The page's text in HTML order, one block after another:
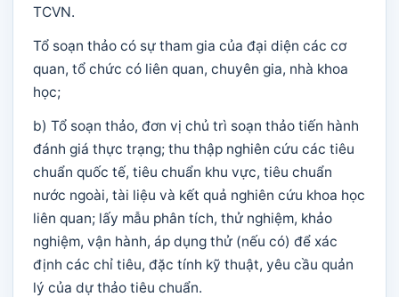
TCVN.
Tổ soạn thảo có sự tham gia của đại diện các cơ
quan, tổ chức có liên quan, chuyên gia, nhà khoa
học;
b) Tổ soạn thảo, đơn vị chủ trì soạn thảo tiến hành
đánh giá thực trạng; thu thập nghiên cứu các tiêu
chuẩn quốc tế, tiêu chuẩn khu vực, tiêu chuẩn
nước ngoài, tài liệu và kết quả nghiên cứu khoa học
liên quan; lấy mẫu phân tích, thử nghiệm, khảo
nghiệm, vận hành, áp dụng thử (nếu có) để xác
định các chỉ tiêu, đặc tính kỹ thuật, yêu cầu quản
lý của dự thảo tiêu chuẩn.